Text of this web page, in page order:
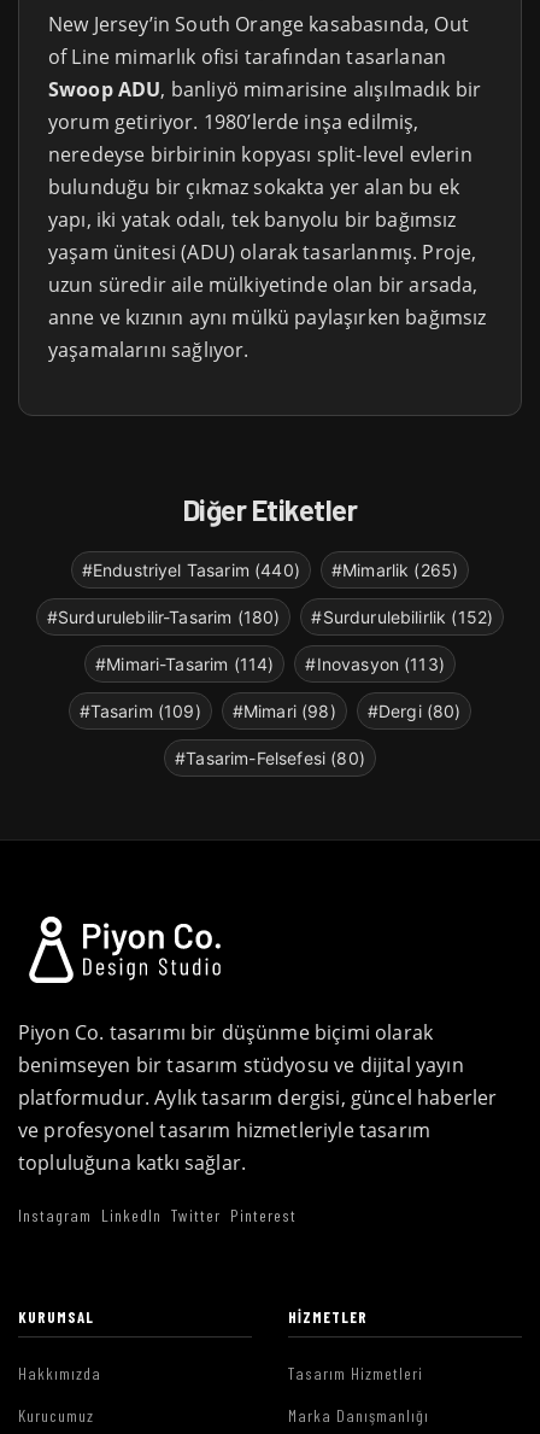
New Jersey’in South Orange kasabasında, Out
of Line mimarlık ofisi tarafından tasarlanan
Swoop ADU, banliyö mimarisine alışılmadık bir
yorum getiriyor. 1980’lerde inşa edilmiş,
neredeyse birbirinin kopyası split-level evlerin
bulunduğu bir çıkmaz sokakta yer alan bu ek
yapı, iki yatak odalı, tek banyolu bir bağımsız
yaşam ünitesi (ADU) olarak tasarlanmış. Proje,
uzun süredir aile mülkiyetinde olan bir arsada,
anne ve kızının aynı mülkü paylaşırken bağımsız
yaşamalarını sağlıyor.
Diğer Etiketler
#Endustriyel Tasarim (440) #Mimarlik (265)
#Surdurulebilir-Tasarim (180) #Surdurulebilirlik (152)
#Mimari-Tasarim (114) #Inovasyon (113)
#Tasarim (109) #Mimari (98) #Dergi (80)
#Tasarim-Felsefesi (80)
Piyon Co. tasarımı bir düşünme biçimi olarak
benimseyen bir tasarım stüdyosu ve dijital yayın
platformudur. Aylık tasarım dergisi, güncel haberler
ve profesyonel tasarım hizmetleriyle tasarım
topluluğuna katkı sağlar.
Instagram LinkedIn Twitter Pinterest
KURUMSAL
Hakkımızda
Kurucumuz
HIZMETLER
Tasarım Hizmetleri
Marka Danışmanlığı